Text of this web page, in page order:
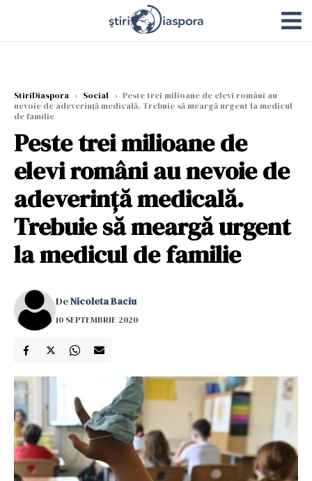
StiriDiaspora › Social › Peste trei milioane de elevi români au
nevoie de adeverință medicală. Trebuie să meargă urgent la medicul
de familie
Peste trei milioane de
elevi români au nevoie de
adeverință medicală.
Trebuie să meargă urgent
la medicul de familie
DeNicoleta Baciu
10 SEPTEMBRIE 2020